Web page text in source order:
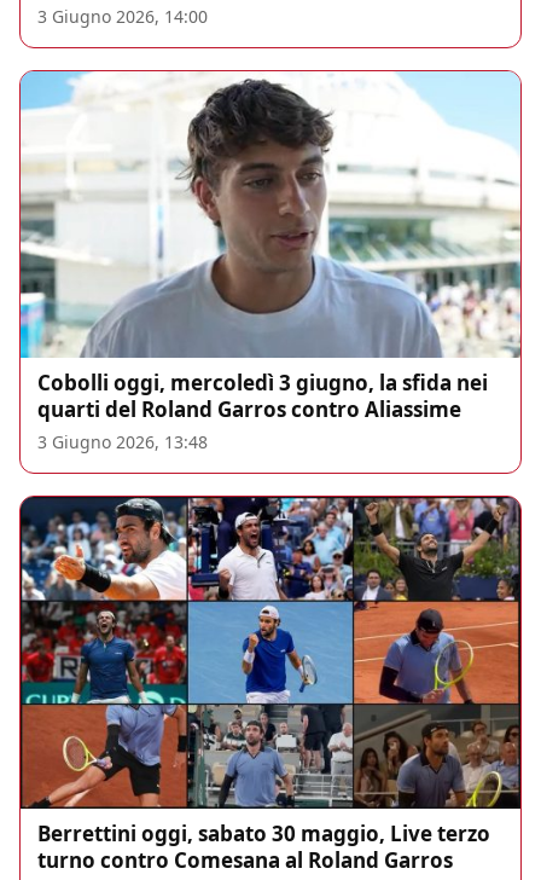
3 Giugno 2026, 14:00
Cobolli oggi, mercoledì 3 giugno, la sfida nei
quarti del Roland Garros contro Aliassime
3 Giugno 2026, 13:48
Berrettini oggi, sabato 30 maggio, Live terzo
turno contro Comesana al Roland Garros